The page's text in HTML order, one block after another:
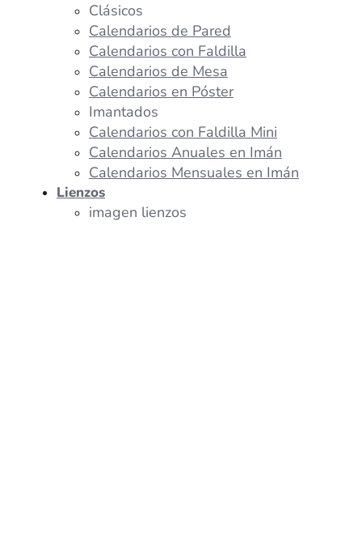
Clásicos
Calendarios de Pared
Calendarios con Faldilla
Calendarios de Mesa
Calendarios en Póster
Imantados
Calendarios con Faldilla Mini
Calendarios Anuales en Imán
Calendarios Mensuales en Imán
Lienzos
imagen lienzos